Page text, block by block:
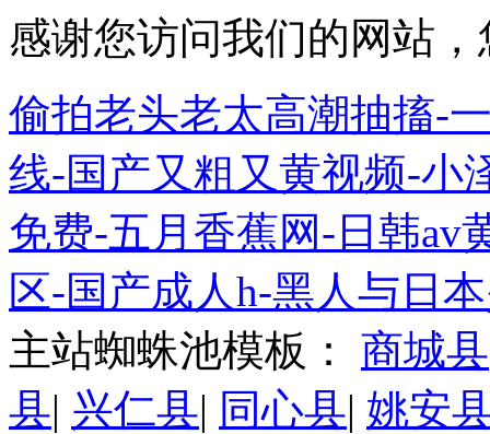
感谢您访问我们的网站
偷拍老头老太高潮抽搐-
线-国产又粗又黄视频-小
免费-五月香蕉网-日韩av
区-国产成人h-黑人与日
主站蜘蛛池模板： 商城县
县| 兴仁县| 同心县| 姚安